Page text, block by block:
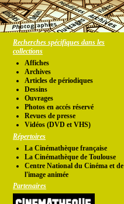
Recherches spécifiques dans les
collections
Affiches
Archives
Articles de périodiques
Dessins
Ouvrages
Photos en accés réservé
Revues de presse
Vidéos (DVD et VHS)
Répertoires
La Cinémathèque française
La Cinémathèque de Toulouse
Centre National du Cinéma et de
l'image animée
Partenaires